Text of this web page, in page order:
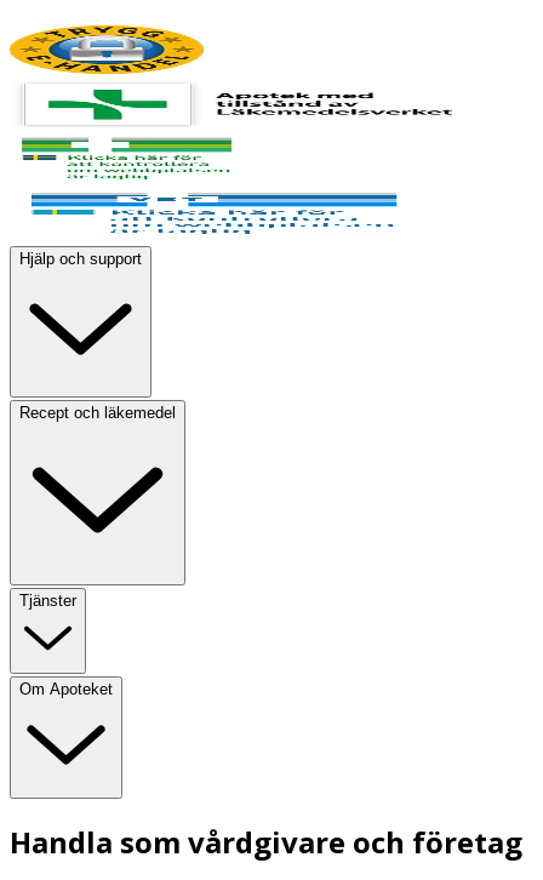
Hjälp och support
Recept och läkemedel
Tjänster
Om Apoteket
Handla som vårdgivare och företag